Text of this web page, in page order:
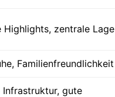
Highlights, zentrale Lage
Familienfreundlichkeit
Infrastruktur, gute